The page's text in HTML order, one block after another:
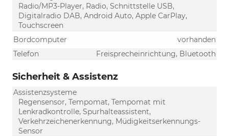
Radio/MP3-Player, Radio, Schnittstelle USB,
Digitalradio DAB, Android Auto, Apple CarPlay,
Touchscreen
Bordcomputer
vorhanden
Telefon
Freisprecheinrichtung, Bluetooth
Sicherheit & Assistenz
Assistenzsysteme
Regensensor, Tempomat, Tempomat mit
Lenkradkontrolle, Spurhalteassistent,
Verkehrzeichenerkennung, Müdigkeitserkennungs-
Sensor